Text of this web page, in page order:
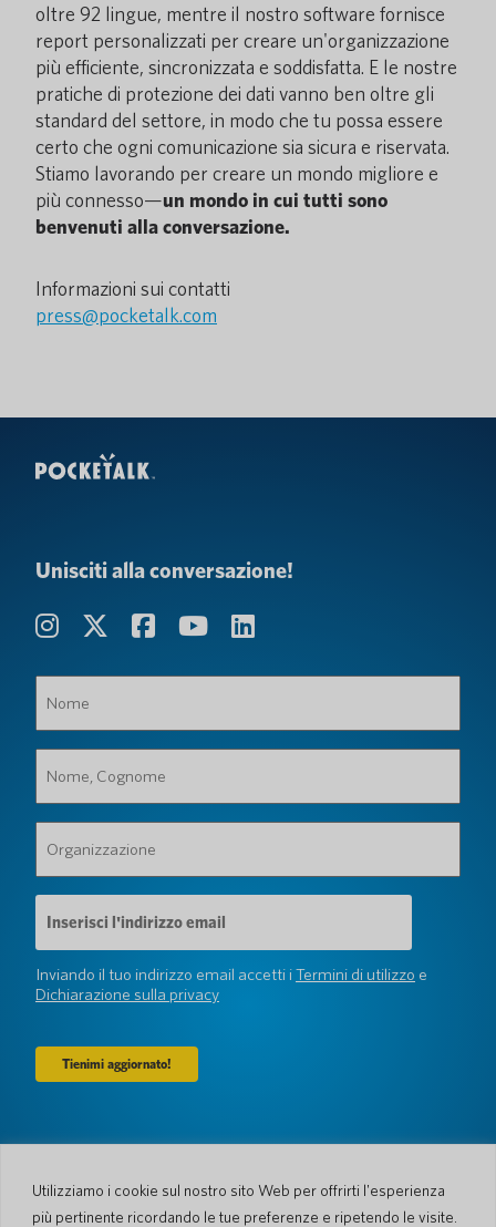
Utilizziamo i cookie sul nostro sito Web per offrirti l'esperienza
più pertinente ricordando le tue preferenze e ripetendo le visite.
oltre 92 lingue, mentre il nostro software fornisce
report personalizzati per creare un'organizzazione
più efficiente, sincronizzata e soddisfatta. E le nostre
pratiche di protezione dei dati vanno ben oltre gli
standard del settore, in modo che tu possa essere
certo che ogni comunicazione sia sicura e riservata.
Stiamo lavorando per creare un mondo migliore e
più connesso—un mondo in cui tutti sono
benvenuti alla conversazione.
Informazioni sui contatti
press@pocketalk.com
Unisciti alla conversazione!
(Obbligatorio)
Cognome
(Obbligatorio)
(Obbligatorio)
Indirizzo
e-
mail
(Obbligatorio)
Inviando il tuo indirizzo email accetti iTermini di utilizzo e
Dichiarazione sulla privacy
Chi siamo
Lingue e Nazioni
Newsroom
#AllSpokenHere